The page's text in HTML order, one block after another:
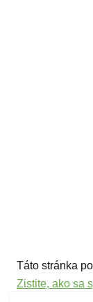
Táto stránka
Zistite, ako sa